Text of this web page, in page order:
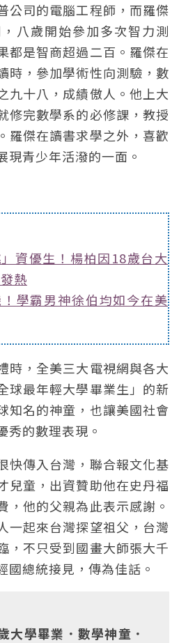
公司的電腦工程師，而羅傑
八歲開始參加多次智力測
都是智商超過二百。羅傑在
時，參加學術性向測驗，數
九十八，成績傲人。他上大
修完數學系的必修課，教授
羅傑在讀書求學之外，喜歡
現青少年活潑的一面。
資優生！楊柏因18歲台大
熱
學霸男神徐伯均如今在美
時，全美三大電視網與各大
球最年輕大學畢業生」的新
知名的神童，也讓美國社會
秀的數理表現。
快傳入台灣，聯合報文化基
兒童，出資贊助他在史丹福
，他的父親為此表示感謝。
一起來台灣探望祖父，台灣
，不只受到國畫大師張大千
國總統接見，傳為佳話。
大學畢業．數學神童．